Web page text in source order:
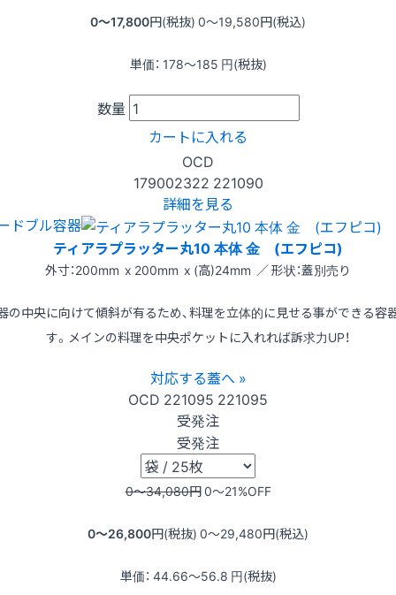
0〜17,800円(税抜) 0〜19,580円(税込)
単価： 178〜185 円(税抜)
数量
カートに入れる
OCD
179002322 221090
詳細を見る
ドブル容器
ティアラプラッター丸10 本体 金 (エフピコ)
外寸：200mm x 200mm x (高)24mm ／ 形状：蓋別売り
の中央に向けて傾斜が有るため、料理を立体的に見せる事ができる容
す。メインの料理を中央ポケットに入れれば訴求力UP！
対応する蓋へ »
OCD 221095 221095
受発注
受発注
0〜34,080円0〜21%OFF
0〜26,800円(税抜) 0〜29,480円(税込)
単価： 44.66〜56.8 円(税抜)